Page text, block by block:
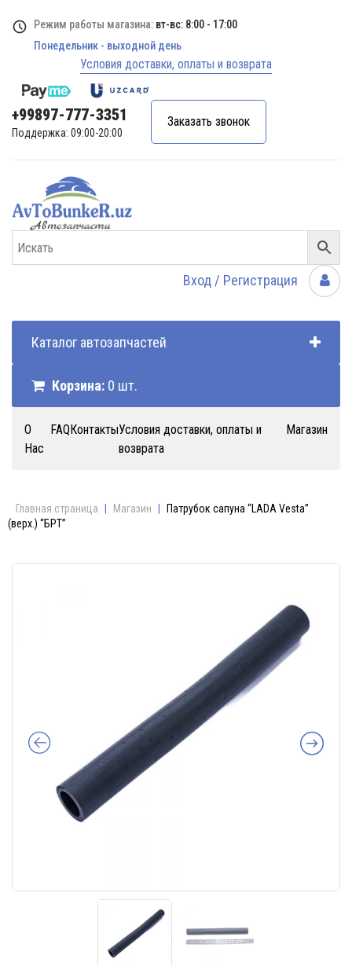
Режим работы магазина: вт-вс: 8:00 - 17:00
Понедельник - выходной день
Условия доставки, оплаты и возврата
+99897-777-3351
Поддержка: 09:00-20:00
Заказать звонок
Вход / Регистрация
Каталог автозапчастей
Корзина: 0 шт.
О
Нас
FAQКонтактыУсловия доставки, оплаты и
возврата
Магазин
Главная страница Магазин
Патрубок сапуна “LADA Vesta”
(верх.) “БРТ”